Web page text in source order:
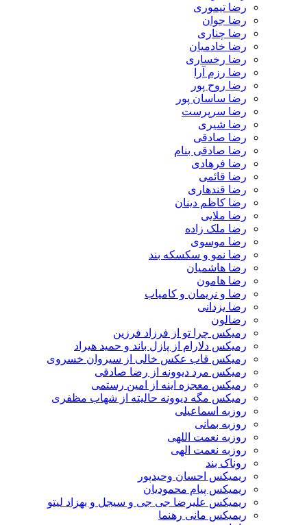
رضا تیموری
رضا جوان
رضا چناری
رضا خادمیان
رضا رخساری
رضا رزم آرا
رضا روح پور
رضا ساسان پور
رضا سرپرست
رضا شیری
رضا صادقی
رضا صادقی بنام
رضا فرهادی
رضا قائمی
رضا قندهاری
رضا کاظم دینان
رضا ملایی
رضا ملک زاده
رضا موسوی
رضا نمو و سکسکه بند
رضا هاشمیان
رضا هامون
رضا و نریمان و کامیاب
رضا یزدانی
رضالون
رمیکس چرا تو از فرزاد فرزین
رمیکس دلارام از پازل باند و حمید هیراد
رمیکس قاب عکس خالی از سیروان خسروی
رمیکس مرد دیوونه از رضا صادقی
رمیکس معجزه اینه از امین رستمی
رمیکس مگه دیوونه حالیته از شهاب مظفری
روزبه اسماعیلی
روزبه بمانی
روزبه نعمت اللهی
روزبه نعمت الهی
روناک بند
ریمیکس احسان وحیدپور
ریمیکس پیام محمودیان
ریمیکس علیرضا جی جی و سیجل و بهزاد لیتو
ریمیکس مانی رهنما